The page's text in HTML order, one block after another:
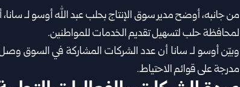
من جانبه، أوضح مدير سوق الإنتاج بحلب عبد الله أوسو لـ
لمحافظة حلب لتسهيل تقديم الخدمات للمواطنين.
مدرجة على قوائم الاحتياط.